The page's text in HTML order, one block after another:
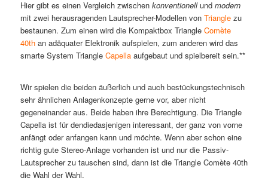
Hier gibt es einen Vergleich zwischen konventionellund modern
mit zwei herausragenden Lautsprecher-Modellen von Trianglezu
bestaunen. Zum einen wird die Kompaktbox Triangle Comète
40than adäquater Elektronik aufspielen, zum anderen wird das
smarte System Triangle Capellaaufgebaut und spielbereit sein.**
Wir spielen die beiden äußerlich und auch bestückungstechnisch
sehr ähnlichen Anlagenkonzepte gerne vor, aber nicht
gegeneinander aus. Beide haben ihre Berechtigung. Die Triangle
Capella ist für dendiedasjenigen interessant, der ganz von vorne
anfängt oder anfangen kann und möchte. Wenn aber schon eine
richtig gute Stereo-Anlage vorhanden ist und nur die Passiv-
Lautsprecher zu tauschen sind, dann ist die Triangle Comète 40th
die Wahl der Wahl.